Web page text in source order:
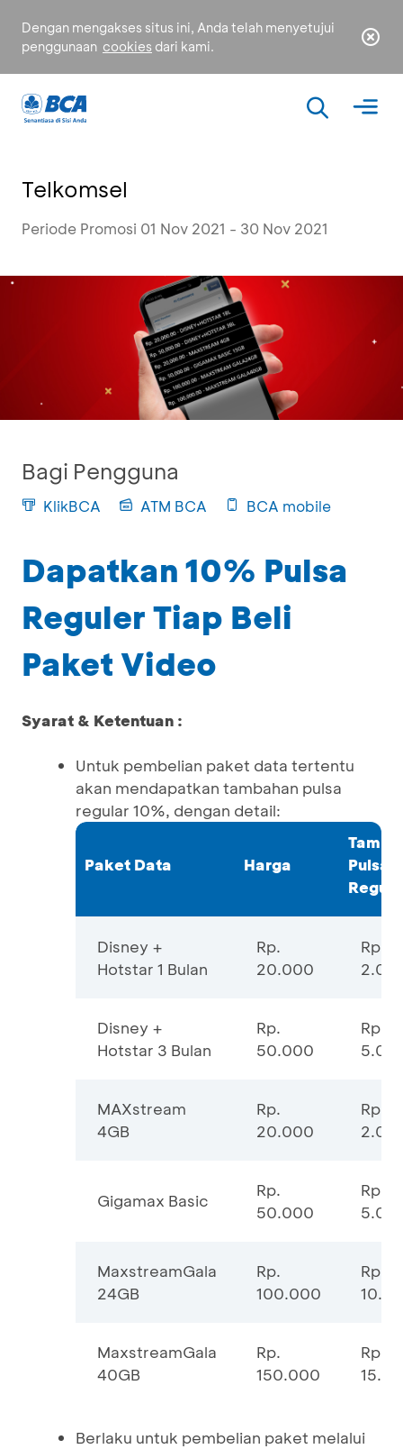
Dengan mengakses situs ini, Anda telah menyetujui
penggunaan cookies dari kami.
Telkomsel
Periode Promosi 01 Nov 2021 - 30 Nov 2021
Bagi Pengguna
KlikBCA ATM BCA BCA mobile
Dapatkan 10% Pulsa
Reguler Tiap Beli
Paket Video
Syarat & Ketentuan :
Untuk pembelian paket data tertentu
akan mendapatkan tambahan pulsa
regular 10%, dengan detail:
Paket Data Harga
Pulsa
Disney +
Hotstar 1 Bulan
Rp.
20.000
Rp.
Disney +
Hotstar 3 Bulan
Rp.
50.000
Rp.
MAXstream
4GB
Rp.
20.000
Rp.
Gigamax Basic
Rp.
50.000
Rp.
MaxstreamGala
24GB
Rp.
100.000
Rp.
MaxstreamGala
40GB
Rp.
150.000
Rp.
Berlaku untuk pembelian paket melalui